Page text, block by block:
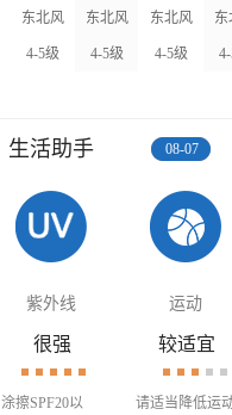
东北风
4-5级
东北风
4-5级
东北风
4-5级
东
生活助手 08-07
紫外线 运动
很强
涂擦SPF20以
较适宜
请适当降低运